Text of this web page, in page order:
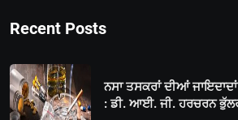
Recent Posts
ਨਸਾ ਤਸਕਰਾਂ ਦੀਆਂ ਜਾਇਦਾਦਾਂ
: ਡੀ. ਆਈ. ਜੀ. ਹਰਚਰਨ